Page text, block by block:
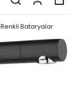
Renkli Bataryalar